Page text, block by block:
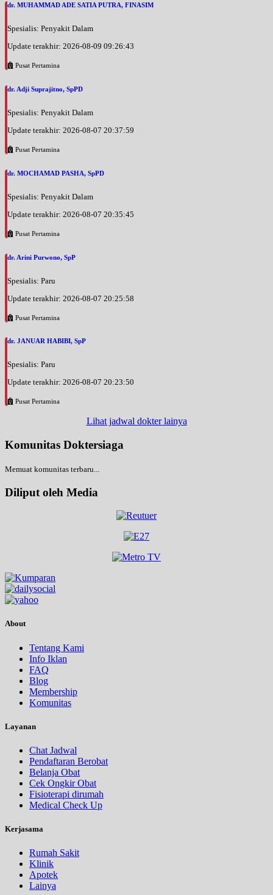
dr. MUHAMMAD ADE SATIA PUTRA, FINASIM
Spesialis: Penyakit Dalam
Update terakhir: 2026-08-09 09:26:43
Pusat Pertamina
dr. Adji Suprajitno, SpPD
Spesialis: Penyakit Dalam
Update terakhir: 2026-08-07 20:37:59
Pusat Pertamina
dr. MOCHAMAD PASHA, SpPD
Spesialis: Penyakit Dalam
Update terakhir: 2026-08-07 20:35:45
Pusat Pertamina
dr. Arini Purwono, SpP
Spesialis: Paru
Update terakhir: 2026-08-07 20:25:58
Pusat Pertamina
dr. JANUAR HABIBI, SpP
Spesialis: Paru
Update terakhir: 2026-08-07 20:23:50
Pusat Pertamina
Lihat jadwal dokter lainya
Komunitas Doktersiaga
Memuat komunitas terbaru...
Diliput oleh Media
About
Tentang Kami
Info Iklan
FAQ
Blog
Membership
Komunitas
Layanan
Chat Jadwal
Pendaftaran Berobat
Belanja Obat
Cek Ongkir Obat
Fisioterapi dirumah
Medical Check Up
Kerjasama
Rumah Sakit
Klinik
Apotek
Lainya